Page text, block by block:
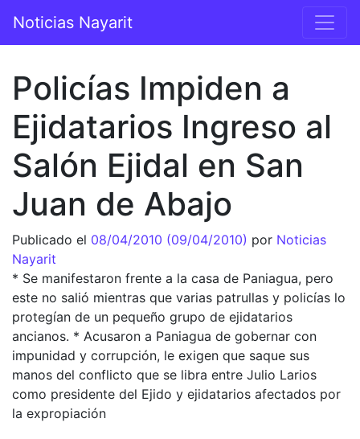
Navegación principal
Noticias Nayarit
Policías Impiden a
Ejidatarios Ingreso al
Salón Ejidal en San
Juan de Abajo
Publicado el 08/04/2010 (09/04/2010) por Noticias
Nayarit
* Se manifestaron frente a la casa de Paniagua, pero
este no salió mientras que varias patrullas y policías lo
protegían de un pequeño grupo de ejidatarios
ancianos. * Acusaron a Paniagua de gobernar con
impunidad y corrupción, le exigen que saque sus
manos del conflicto que se libra entre Julio Larios
como presidente del Ejido y ejidatarios afectados por
la expropiación